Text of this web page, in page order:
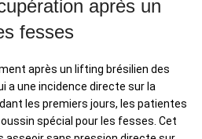
après un
fesses
après un lifting brésilien des
a une incidence directe sur la
les premiers jours, les patientes
spécial pour les fesses. Cet